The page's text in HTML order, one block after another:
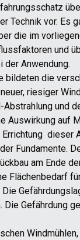
Technik vor. Es
die im
und
der Anwendung.
bildeten die
riesiger
und
Auswirkung auf
dieser
Fundamente.
am Ende
Flächenbedarf
Die Gefährdung